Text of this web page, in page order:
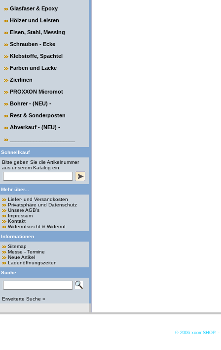
Glasfaser & Epoxy
Hölzer und Leisten
Eisen, Stahl, Messing
Schrauben - Ecke
Klebstoffe, Spachtel
Farben und Lacke
Zierlinen
PROXXON Micromot
Bohrer - (NEU) -
Rest & Sonderposten
Abverkauf - (NEU) -
Schnellkauf
Bitte geben Sie die Artikelnummer
aus unserem Katalog ein.
Mehr über...
Liefer- und Versandkosten
Privatsphäre und Datenschutz
Unsere AGB's
Impressum
Kontakt
Widerrufsrecht & Widerruf
Informationen
Sitemap
Messe - Termine
Neue Artikel
Ladenöffnungszeiten
Suche
Erweiterte Suche »
© 2006 xoomSHOP. -